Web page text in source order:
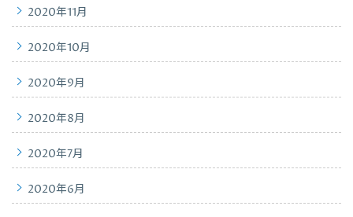
2020年11月
2020年10月
2020年9月
2020年8月
2020年7月
2020年6月